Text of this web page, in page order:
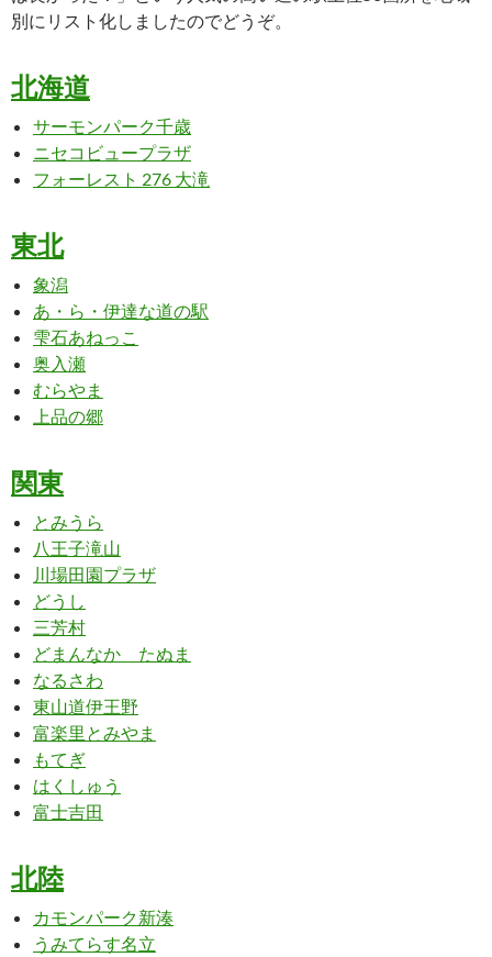
別にリスト化しましたのでどうぞ。
北海道
サーモンパーク千歳
ニセコビュープラザ
フォーレスト 276 大滝
東北
象潟
あ・ら・伊達な道の駅
雫石あねっこ
奥入瀬
むらやま
上品の郷
関東
とみうら
八王子滝山
川場田園プラザ
どうし
三芳村
どまんなか たぬま
なるさわ
東山道伊王野
富楽里とみやま
もてぎ
はくしゅう
富士吉田
北陸
カモンパーク新湊
うみてらす名立